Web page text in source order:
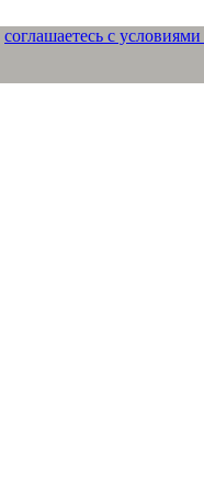
соглашаетесь с условиями